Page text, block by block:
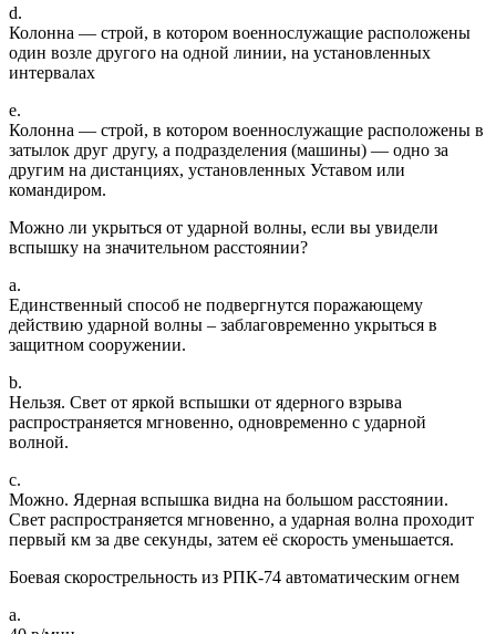
d.
Колонна — строй, в котором военнослужащие расположены
один возле другого на одной линии, на установленных
интервалах
e.
Колонна — строй, в котором военнослужащие расположены в
затылок друг другу, а подразделения (машины) — одно за
другим на дистанциях, установленных Уставом или
командиром.
Можно ли укрыться от ударной волны, если вы увидели
вспышку на значительном расстоянии?
a.
Единственный способ не подвергнутся поражающему
действию ударной волны – заблаговременно укрыться в
защитном сооружении.
b.
Нельзя. Свет от яркой вспышки от ядерного взрыва
распространяется мгновенно, одновременно с ударной
волной.
c.
Можно. Ядерная вспышка видна на большом расстоянии.
Свет распространяется мгновенно, а ударная волна проходит
первый км за две секунды, затем её скорость уменьшается.
Боевая скорострельность из РПК-74 автоматическим огнем
a.